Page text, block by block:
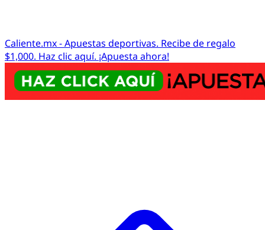
Caliente.mx - Apuestas deportivas. Recibe de regalo
$1,000. Haz clic aquí. ¡Apuesta ahora!